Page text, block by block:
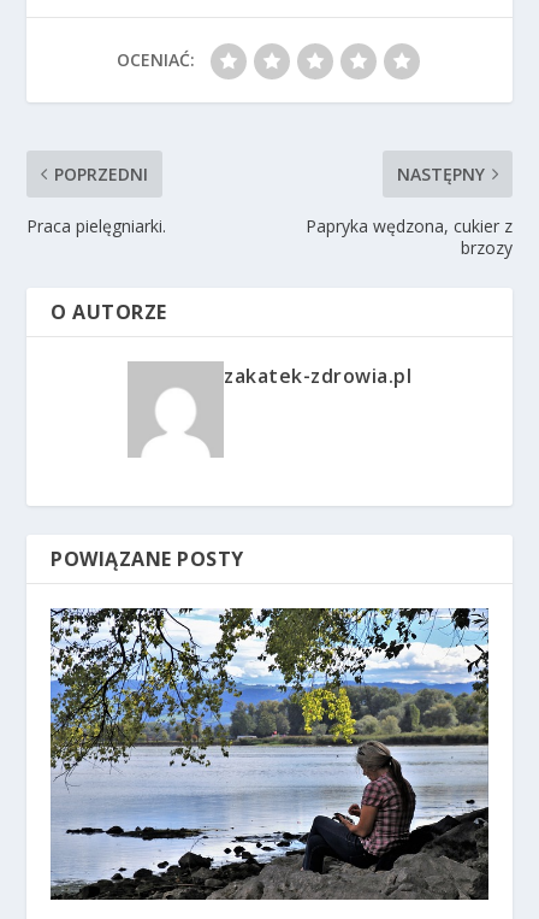
OCENIAĆ:
POPRZEDNI
Praca pielęgniarki.
NASTĘPNY
Papryka wędzona, cukier z
brzozy
O AUTORZE
zakatek-zdrowia.pl
POWIĄZANE POSTY